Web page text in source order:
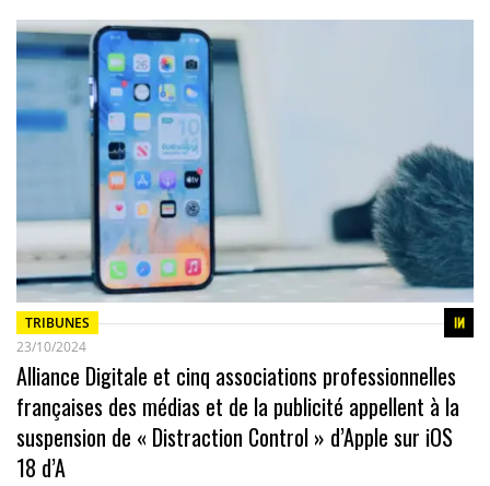
TRIBUNES
23/10/2024
Alliance Digitale et cinq associations professionnelles
françaises des médias et de la publicité appellent à la
suspension de « Distraction Control » d’Apple sur iOS
18 d’A